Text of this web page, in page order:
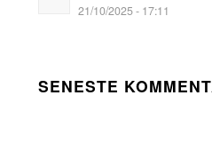
21/10/2025 - 17:11
SENESTE